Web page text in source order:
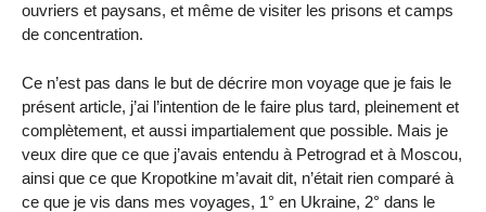
ouvriers et paysans, et même de visiter les prisons et camps
de concentration.
Ce n’est pas dans le but de décrire mon voyage que je fais le
présent article, j’ai l’intention de le faire plus tard, pleinement et
complètement, et aussi impartialement que possible. Mais je
veux dire que ce que j’avais entendu à Petrograd et à Moscou,
ainsi que ce que Kropotkine m’avait dit, n’était rien comparé à
ce que je vis dans mes voyages, 1° en Ukraine, 2° dans le